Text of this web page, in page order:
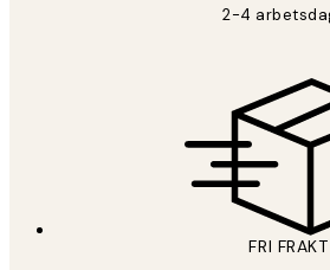
2-4
FRI FRAKT